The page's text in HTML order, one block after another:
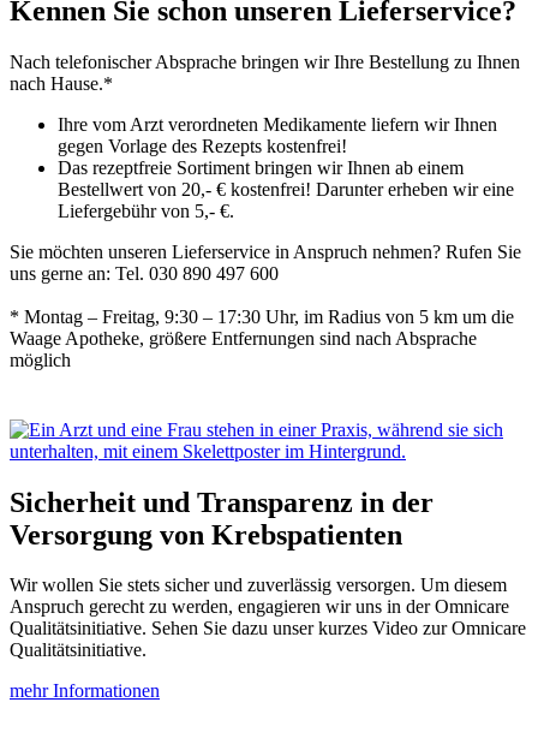
Kennen Sie schon unseren Lieferservice?
Nach telefonischer Absprache bringen wir Ihre Bestellung zu Ihnen
nach Hause.*
Ihre vom Arzt verordneten Medikamente liefern wir Ihnen
gegen Vorlage des Rezepts kostenfrei!
Das rezeptfreie Sortiment bringen wir Ihnen ab einem
Bestellwert von 20,- € kostenfrei! Darunter erheben wir eine
Liefergebühr von 5,- €.
Sie möchten unseren Lieferservice in Anspruch nehmen? Rufen Sie
uns gerne an: Tel. 030 890 497 600
* Montag – Freitag, 9:30 – 17:30 Uhr, im Radius von 5 km um die
Waage Apotheke, größere Entfernungen sind nach Absprache
möglich
Sicherheit und Transparenz in der
Versorgung von Krebspatienten
Wir wollen Sie stets sicher und zuverlässig versorgen. Um diesem
Anspruch gerecht zu werden, engagieren wir uns in der Omnicare
Qualitäts­initiative. Sehen Sie dazu unser kurzes Video zur Omnicare
Qualitätsinitiative.
mehr Informationen